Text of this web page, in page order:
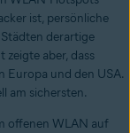
ist, persönliche
derartige
zeigte aber, dass
Europa und den USA.
am sichersten.
offenen WLAN auf